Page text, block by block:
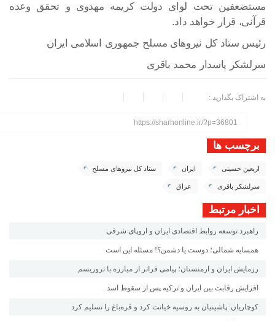
مستضعفین تحت لوای دولت کریمه مهدوی و تحقق وعده
قرآنی، قرار خواهد داد.
رئیس ستاد کل نیروهای مسلح جمهوری اسلامی ایران
سرلشکر پاسدار محمد باقری
به اشتراک بگذارید :
https://sharhonline.ir/?p=36801
برچسب ها
اربعین حسینی ایران ستاد کل نیروهای مسلح
سرلشکر باقری عراق
اخبار مرتبط
راهبرد توسعه روابط اقتصادی ایران و اروپای شرقی
همسایه شمالی؛ دوست یا دشمن؟! مسئله این است
رزمایش ایران و ارمنستان؛ پیامی فراتر از مبارزه با تروریسم
افزایش رقابت بین ایران و ترکیه پس از سقوط اسد
کوچاریان: پاشینیان به روسیه خیانت کرد و قره‌باغ را تسلیم کرد